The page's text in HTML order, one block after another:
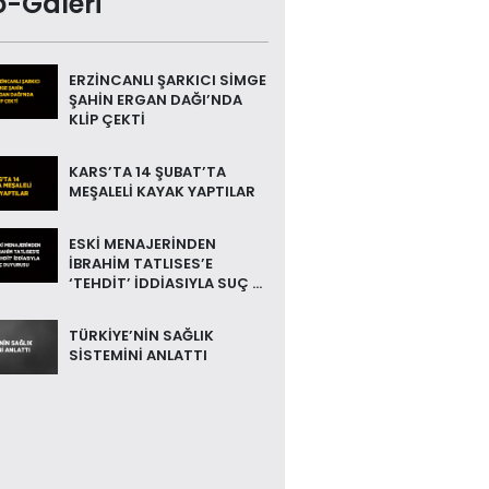
ERZİNCANLI ŞARKICI SİMGE
ŞAHİN ERGAN DAĞI’NDA
KLİP ÇEKTİ
KARS’TA 14 ŞUBAT’TA
MEŞALELİ KAYAK YAPTILAR
ESKİ MENAJERİNDEN
İBRAHİM TATLISES’E
‘TEHDİT’ İDDİASIYLA SUÇ ...
TÜRKİYE’NİN SAĞLIK
SİSTEMİNİ ANLATTI